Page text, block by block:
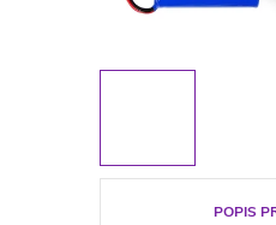
POPIS